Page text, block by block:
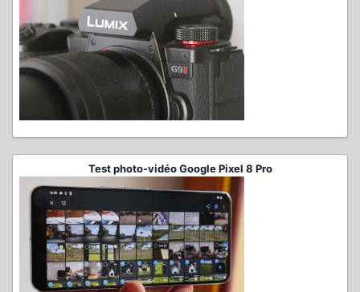
Test photo-vidéo Google Pixel 8 Pro